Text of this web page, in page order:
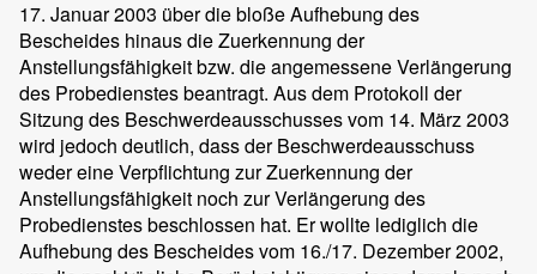
17. Januar 2003 über die bloße Aufhebung des
Bescheides hinaus die Zuerkennung der
Anstellungsfähigkeit bzw. die angemessene Verlängerung
des Probedienstes beantragt. Aus dem Protokoll der
Sitzung des Beschwerdeausschusses vom 14. März 2003
wird jedoch deutlich, dass der Beschwerdeausschuss
weder eine Verpflichtung zur Zuerkennung der
Anstellungsfähigkeit noch zur Verlängerung des
Probedienstes beschlossen hat. Er wollte lediglich die
Aufhebung des Bescheides vom 16./17. Dezember 2002,